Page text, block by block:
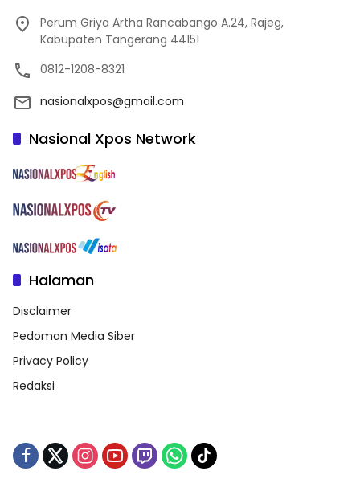
Perum Griya Artha Rancabango A.24, Rajeg,
Kabupaten Tangerang 44151
0812-1208-8321
nasionalxpos@gmail.com
Nasional Xpos Network
Halaman
Disclaimer
Pedoman Media Siber
Privacy Policy
Redaksi